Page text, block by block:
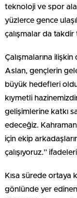
teknoloji ve spor
yüzlerce gence
çalışmalar da
Çalışmalarına
Aslan, gençlerin
büyük hedefleri
kıymetli
gelişimlerine katkı
edeceğiz.
için ekip
çalışıyoruz.”
Kısa sürede ortaya
gönlünde yer